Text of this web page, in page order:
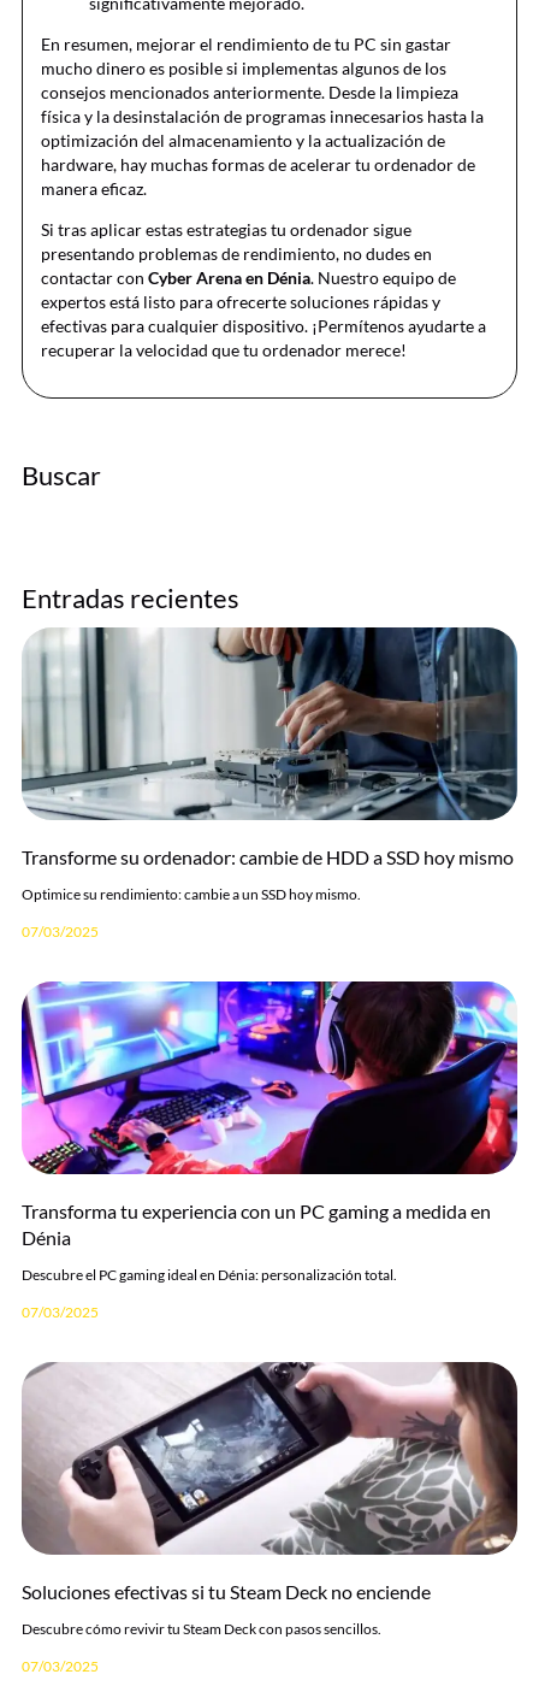
En resumen, mejorar el rendimiento de tu PC sin gastar
mucho dinero es posible si implementas algunos de los
consejos mencionados anteriormente. Desde la limpieza
física y la desinstalación de programas innecesarios hasta la
optimización del almacenamiento y la actualización de
hardware, hay muchas formas de acelerar tu ordenador de
manera eficaz.
Si tras aplicar estas estrategias tu ordenador sigue
presentando problemas de rendimiento, no dudes en
contactar con Cyber Arena en Dénia. Nuestro equipo de
expertos está listo para ofrecerte soluciones rápidas y
efectivas para cualquier dispositivo. ¡Permítenos ayudarte a
recuperar la velocidad que tu ordenador merece!
Buscar
Entradas recientes
Transforme su ordenador: cambie de HDD a SSD hoy mismo
Optimice su rendimiento: cambie a un SSD hoy mismo.
07/03/2025
Transforma tu experiencia con un PC gaming a medida en
Dénia
Descubre el PC gaming ideal en Dénia: personalización total.
07/03/2025
Soluciones efectivas si tu Steam Deck no enciende
Descubre cómo revivir tu Steam Deck con pasos sencillos.
07/03/2025